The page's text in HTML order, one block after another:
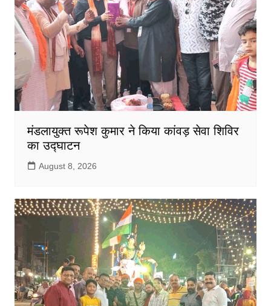
मंडलायुक्त रूपेश कुमार ने किया कांवड़ सेवा शिविर
का उद्घाटन
August 8, 2026